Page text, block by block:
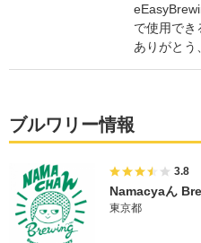
で使用でき
ありがとう
ブルワリー情報
3.8
Namacyaん
東京都